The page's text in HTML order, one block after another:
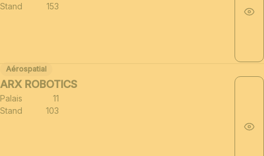
Stand
153
Aérospatial
ARX ROBOTICS
Palais
11
Stand
103